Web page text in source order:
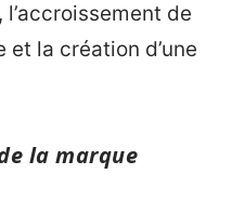
de
la création d’une
la marque